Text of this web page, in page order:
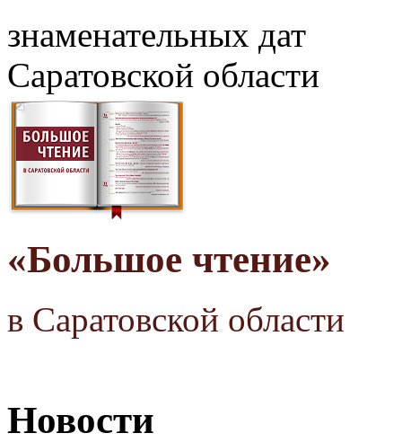
знаменательных дат
Саратовской области
«Большое чтение»
в Саратовской области
Новости